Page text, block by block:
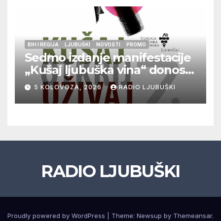
BIH I REGIJA LJUBUŠKI NOVOSTI PROMO
Sedmo izdanje manifestacije
„Kušaj ljubuška vina“ donosi
vrhunska vina, gastronomiju i
glazbu
5 KOLOVOZA, 2026 RADIO LJUBUŠKI
RADIO LJUBUŠKI
Proudly powered by WordPress Theme: Newsup by Themeansar.